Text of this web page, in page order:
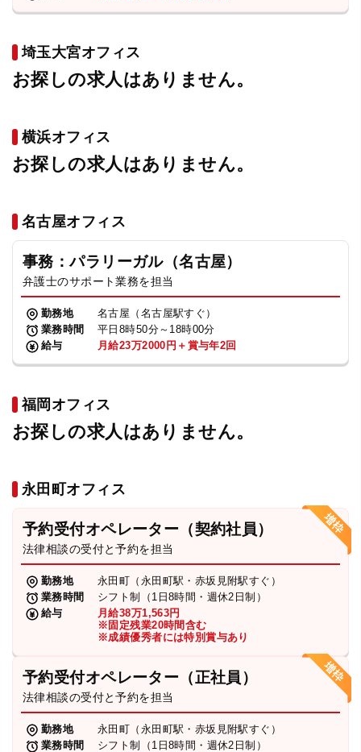
埼玉大宮オフィス
お探しの求人はありません。
横浜オフィス
お探しの求人はありません。
名古屋オフィス
事務：パラリーガル（名古屋）
弁護士のサポート業務を担当
勤務地
名古屋（名古屋駅すぐ）
業務時間
平日8時50分～18時00分
給与
月給23万2000円＋賞与年2回
福岡オフィス
お探しの求人はありません。
永田町オフィス
予約受付オペレーター（契約社員）
法律相談の受付と予約を担当
勤務地
永田町（永田町駅・赤坂見附駅すぐ）
業務時間
シフト制（1日8時間・週休2日制）
給与
月給38万1,563円
※固定残業20時間含む
※成績優秀者には特別賞与あり
予約受付オペレーター（正社員）
法律相談の受付と予約を担当
勤務地
永田町（永田町駅・赤坂見附駅すぐ）
業務時間
シフト制（1日8時間・週休2日制）